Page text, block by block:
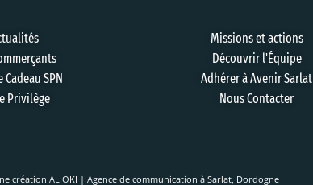
Cadeau SPN
Privilège
Missions et actions
Découvrir l'Équipe
Adhérer à Avenir Sarlat
Nous Contacter
création ALIOKI | Agence de communication à Sarlat, Dordogne